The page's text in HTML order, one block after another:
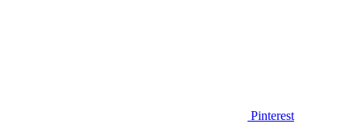
Pinterest